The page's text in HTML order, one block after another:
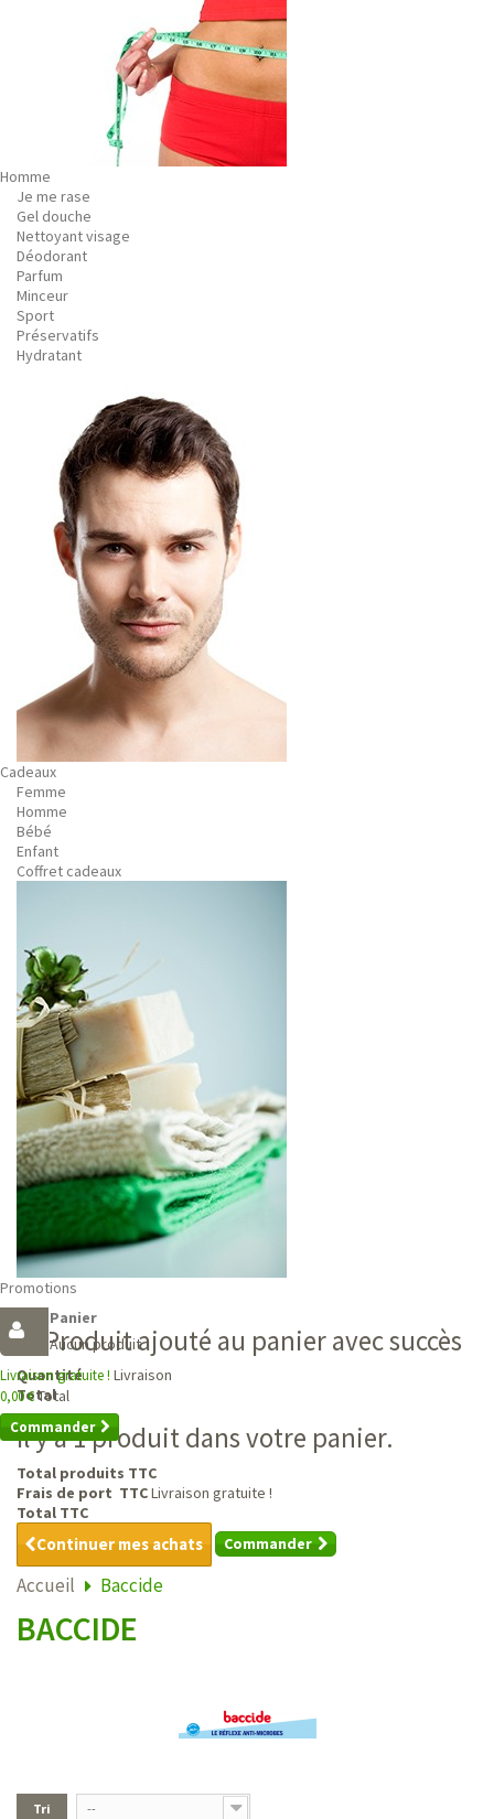
Homme
Je me rase
Gel douche
Nettoyant visage
Déodorant
Parfum
Minceur
Sport
Préservatifs
Hydratant
Cadeaux
Femme
Homme
Bébé
Enfant
Coffret cadeaux
Promotions
Panier
Aucun produit
Livraison gratuite ! Livraison
0,00 €Total
Commander
Produit ajouté au panier avec succès
Quantité
Total
Il y a 1 produit dans votre panier.
Total produits TTC
Frais de port TTCLivraison gratuite !
Total TTC
Continuer mes achats Commander
Accueil Baccide
BACCIDE
Tri --